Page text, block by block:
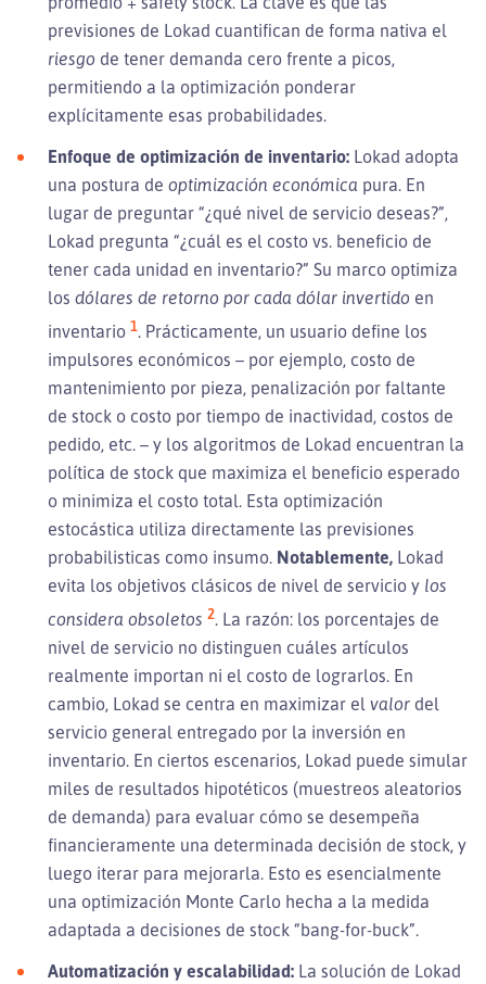
previsiones de Lokad cuantifican de forma nativa el
riesgo de tener demanda cero frente a picos,
permitiendo a la optimización ponderar
explícitamente esas probabilidades.
Enfoque de optimización de inventario: Lokad adopta
una postura de optimización económica pura. En
lugar de preguntar “¿qué nivel de servicio deseas?”,
Lokad pregunta “¿cuál es el costo vs. beneficio de
tener cada unidad en inventario?” Su marco optimiza
los dólares de retorno por cada dólar invertido en
inventario 1. Prácticamente, un usuario define los
impulsores económicos – por ejemplo, costo de
mantenimiento por pieza, penalización por faltante
de stock o costo por tiempo de inactividad, costos de
pedido, etc. – y los algoritmos de Lokad encuentran la
política de stock que maximiza el beneficio esperado
o minimiza el costo total. Esta optimización
estocástica utiliza directamente las previsiones
probabilisticas como insumo. Notablemente, Lokad
evita los objetivos clásicos de nivel de servicio y los
considera obsoletos 2. La razón: los porcentajes de
nivel de servicio no distinguen cuáles artículos
realmente importan ni el costo de lograrlos. En
cambio, Lokad se centra en maximizar el valor del
servicio general entregado por la inversión en
inventario. En ciertos escenarios, Lokad puede simular
miles de resultados hipotéticos (muestreos aleatorios
de demanda) para evaluar cómo se desempeña
financieramente una determinada decisión de stock, y
luego iterar para mejorarla. Esto es esencialmente
una optimización Monte Carlo hecha a la medida
adaptada a decisiones de stock “bang-for-buck”.
Automatización y escalabilidad: La solución de Lokad